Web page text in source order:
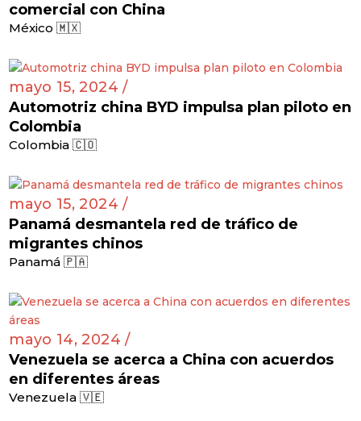
comercial con China
México 🇲🇽
mayo 15, 2024 /
Automotriz china BYD impulsa plan piloto en
Colombia
Colombia 🇨🇴
mayo 15, 2024 /
Panamá desmantela red de tráfico de
migrantes chinos
Panamá 🇵🇦
mayo 14, 2024 /
Venezuela se acerca a China con acuerdos
en diferentes áreas
Venezuela 🇻🇪